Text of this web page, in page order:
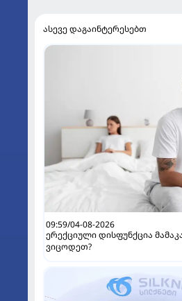
ასევე დაგაინტერესებთ
09:59/04-08-2026
ერექციული დისფუნქცია
ვიცოდეთ?